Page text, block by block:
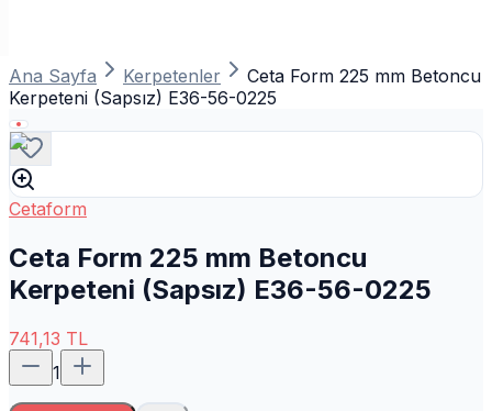
Ana Sayfa Kerpetenler
Ceta Form 225 mm Betoncu
Kerpeteni (Sapsız) E36-56-0225
Cetaform
Ceta Form 225 mm Betoncu
Kerpeteni (Sapsız) E36-56-0225
741,13 TL
1